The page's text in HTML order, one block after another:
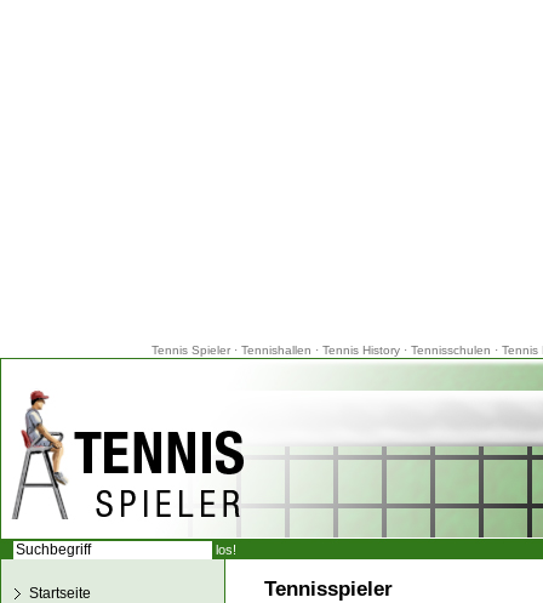
Tennis Spieler· Tennishallen · Tennis History· Tennisschulen · Tennis
Tennisspieler
Startseite
los!